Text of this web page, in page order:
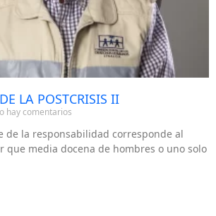
LA POSTCRISIS II
hay comentarios
de la responsabilidad corresponde al
que media docena de hombres o uno solo